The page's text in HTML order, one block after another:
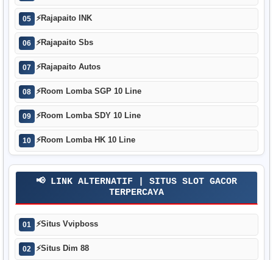
05 ⚡Rajapaito INK
06 ⚡Rajapaito Sbs
07 ⚡Rajapaito Autos
08 ⚡Room Lomba SGP 10 Line
09 ⚡Room Lomba SDY 10 Line
10 ⚡Room Lomba HK 10 Line
📢 LINK ALTERNATIF | SITUS SLOT GACOR
TERPERCAYA
01 ⚡Situs Vvipboss
02 ⚡Situs Dim 88